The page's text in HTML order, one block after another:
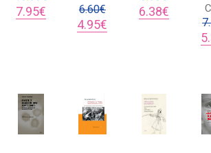
Original
price
7.95€Η
τρέχουσα
6.60€
Original
price
4.95€
τρέχουσα
Original
price
6.38€Η